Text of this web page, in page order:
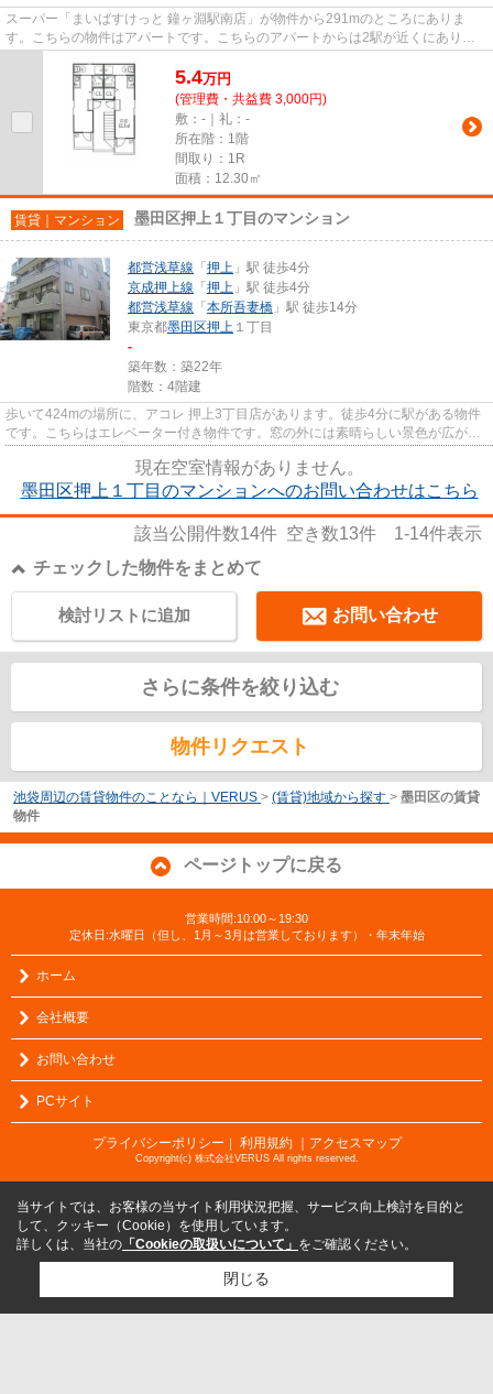
スーパー「まいばすけっと 鐘ヶ淵駅南店」が物件から291mのところにありま
す。こちらの物件はアパートです。こちらのアパートからは2駅が近くにあり、
5.4万円
(管理費・共益費 3,000円)
敷：-｜礼：-
所在階：1階
間取り：1R
面積：12.30㎡
賃貸｜マンション 墨田区押上１丁目のマンション
都営浅草線 「 押上 」駅 徒歩4分
京成押上線 「 押上 」駅 徒歩4分
都営浅草線 「 本所吾妻橋 」駅 徒歩14分
東京都墨田区押上 １丁目
-
築年数：築22年
階数：4階建
歩いて424mの場所に、アコレ 押上3丁目店があります。徒歩4分に駅がある物件
です。こちらはエレベーター付き物件です。窓の外には素晴らしい景色が広がる
現在空室情報がありません。
墨田区押上１丁目のマンションへのお問い合わせはこちら
該当公開件数14件 空き数13件 1-14件表示
チェックした物件をまとめて
お問い合わせ
検討リストに追加
さらに条件を絞り込む
物件リクエスト
池袋周辺の賃貸物件のことなら｜VERUS > (賃貸)地域から探す > 墨田区の賃貸
物件
ページトップに戻る
営業時間:10:00～19:30
定休日:水曜日（但し、1月～3月は営業しております）・年末年始
ホーム
会社概要
お問い合わせ
PCサイト
プライバシーポリシー ｜ 利用規約 ｜アクセスマップ
Copyright(c) 株式会社VERUS All rights reserved.
当サイトでは、お客様の当サイト利用状況把握、サービス向上検討を目的と
して、クッキー（Cookie）を使用しています。
詳しくは、当社の 「Cookieの取扱いについて」 をご確認ください。
閉じる